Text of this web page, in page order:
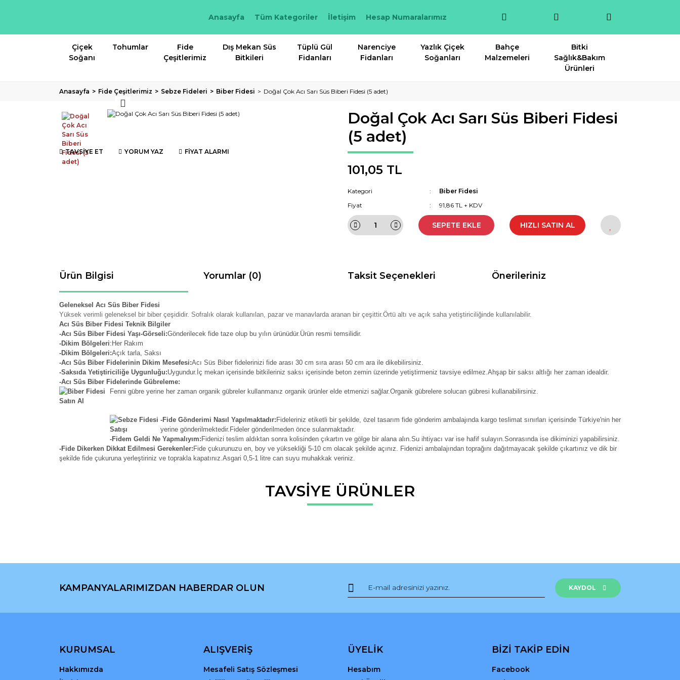
Anasayfa Tüm Kategoriler İletişim Hesap Numaralarımız
Çiçek
Soğanı
Tohumlar
Fide
Çeşitlerimiz
Dış Mekan Süs
Bitkileri
Tüplü Gül
Fidanları
Narenciye
Fidanları
Yazlık Çiçek
Soğanları
Bahçe
Malzemeleri
Bitki
Sağlık&Bakım
Ürünleri
Anasayfa Fide Çeşitlerimiz Sebze Fideleri Biber Fidesi Doğal Çok Acı Sarı Süs Biberi Fidesi (5 adet)
TAVSİYE ET YORUM YAZ FİYAT ALARMI
Doğal Çok Acı Sarı Süs Biberi Fidesi
(5 adet)
101,05 TL
Kategori
Biber Fidesi
Fiyat
91,86 TL + KDV
SEPETE EKLE HIZLI SATIN AL
Ürün Bilgisi Yorumlar (0) Taksit Seçenekleri Önerileriniz
Geleneksel Acı Süs Biber Fidesi
Yüksek verimli geleneksel bir biber çeşididir. Sofralık olarak kullanılan, pazar ve manavlarda aranan bir çeşittir.Örtü altı ve açık saha yetiştiriciliğinde kullanılabilir.
Acı Süs Biber Fidesi Teknik Bilgiler
-Acı Süs Biber Fidesi Yaşı-Görseli:Gönderilecek fide taze olup bu yılın ürünüdür.Ürün resmi temsilidir.
-Dikim Bölgeleri:Her Rakım
-Dikim Bölgeleri:Açık tarla, Saksı
-Acı Süs Biber Fidelerinin Dikim Mesefesi:Acı Süs Biber fidelerinizi fide arası 30 cm sıra arası 50 cm ara ile dikebilirsiniz.
-Saksıda Yetiştiriciliğe Uygunluğu:Uygundur.İç mekan içerisinde bitkileriniz saksı içerisinde beton zemin üzerinde yetiştirmeniz tavsiye edilmez.Ahşap bir saksı altlığı her zaman idealdir.
-Acı Süs Biber Fidelerinde Gübreleme:
Fenni gübre yerine her zaman organik gübreler kullanmanız organik ürünler elde etmenizi sağlar.Organik gübrelere solucan gübresi kullanabilirsiniz.
-Fide Gönderimi Nasıl Yapılmaktadır: Fideleriniz etiketli bir şekilde, özel tasarım fide gönderim ambalajında kargo teslimat sınırları içerisinde Türkiye'nin her
yerine gönderilmektedir.Fideler gönderilmeden önce sulanmaktadır.
-Fidem Geldi Ne Yapmalıyım: Fidenizi teslim aldıktan sonra kolisinden çıkartın ve gölge bir alana alın.Su ihtiyacı var ise hafif sulayın.Sonrasında ise dikiminizi yapabilirsiniz.
-Fide Dikerken Dikkat Edilmesi Gerekenler: Fide çukurunuzu en, boy ve yüksekliği 5-10 cm olacak şekilde açınız. Fidenizi ambalajından toprağını dağıtmayacak şekilde çıkartınız ve dik bir
şekilde fide çukuruna yerleştiriniz ve toprakla kapatınız.Asgari 0,5-1 litre can suyu muhakkak veriniz.
Bu ürüne ilk yorumu siz yapın!
Bu ürünün fiyat bilgisi, resim, ürün açıklamalarında ve diğer konularda yetersiz gördüğünüz noktaları öneri formunu kullanarak tarafımıza iletebilirsiniz.
Ürün fiyatı diğer sitelerden daha pahalı.
Gönder
TAVSİYE ÜRÜNLER
KAMPANYALARIMIZDAN HABERDAR OLUN KAYDOL
KURUMSAL
Hakkımızda
ALIŞVERİŞ
Mesafeli Satış Sözleşmesi
ÜYELİK
Hesabım
BİZİ TAKİP EDİN
Facebook